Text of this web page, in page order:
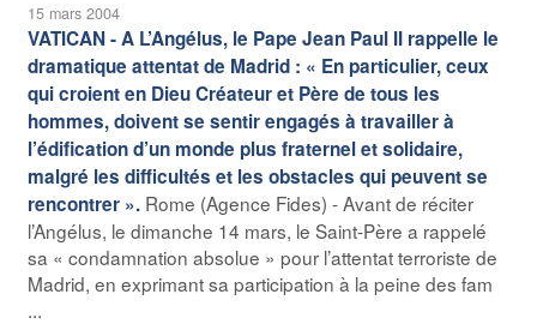
15 mars 2004
VATICAN - A L’Angélus, le Pape Jean Paul II rappelle le
dramatique attentat de Madrid : « En particulier, ceux
qui croient en Dieu Créateur et Père de tous les
hommes, doivent se sentir engagés à travailler à
l’édification d’un monde plus fraternel et solidaire,
malgré les difficultés et les obstacles qui peuvent se
rencontrer ». Rome (Agence Fides) - Avant de réciter
l’Angélus, le dimanche 14 mars, le Saint-Père a rappelé
sa « condamnation absolue » pour l’attentat terroriste de
Madrid, en exprimant sa participation à la peine des fam
...